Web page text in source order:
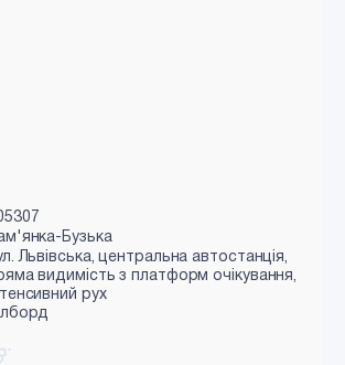
Бузька
Львівська, центральна автостанція,
видимість з платформ очікування,
рух